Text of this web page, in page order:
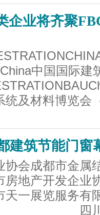
企业将齐聚
中国国际建
统及材料博览会
建筑节能门窗
协会成都市金属
企业协会
务有限公
究所 四川大